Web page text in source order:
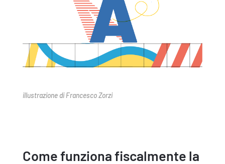
illustrazione di Francesco Zorzi
Come funziona fiscalmente la